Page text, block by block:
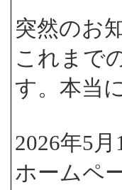
突然のお
これまで
す。本当
2026年5月
ホームペ